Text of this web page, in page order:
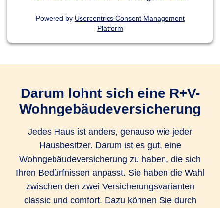
Powered by Usercentrics Consent Management
Platform
Darum lohnt sich eine R+V-
Wohngebäudeversicherung
Jedes Haus ist anders, genauso wie jeder
Hausbesitzer. Darum ist es gut, eine
Wohngebäudeversicherung zu haben, die sich
Ihren Bedürfnissen anpasst. Sie haben die Wahl
zwischen den zwei Versicherungsvarianten
classic und comfort. Dazu können Sie durch